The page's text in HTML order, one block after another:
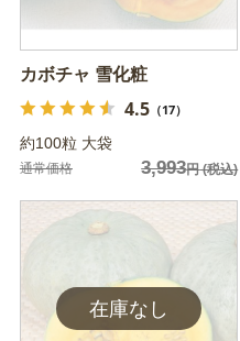
カボチャ 雪化粧
4.5（17）
約100粒 大袋
通常価格 3,993円(税込)